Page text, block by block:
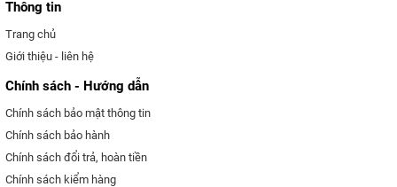
Thông tin
Trang chủ
Giới thiệu - liên hệ
Chính sách - Hướng dẫn
Chính sách bảo mật thông tin
Chính sách bảo hành
Chính sách đổi trả, hoàn tiền
Chính sách kiểm hàng